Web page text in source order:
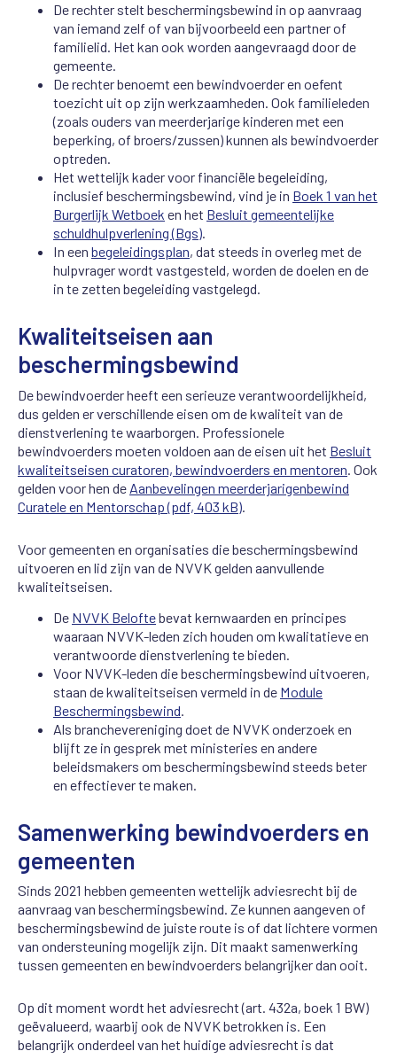
De rechter stelt beschermingsbewind in op aanvraag
van iemand zelf of van bijvoorbeeld een partner of
familielid. Het kan ook worden aangevraagd door de
gemeente.
De rechter benoemt een bewindvoerder en oefent
toezicht uit op zijn werkzaamheden. Ook familieleden
(zoals ouders van meerderjarige kinderen met een
beperking, of broers/zussen) kunnen als bewindvoerder
optreden.
Het wettelijk kader voor financiële begeleiding,
inclusief beschermingsbewind, vind je in Boek 1 van het
Burgerlijk Wetboek en het Besluit gemeentelijke
schuldhulpverlening (Bgs).
In een begeleidingsplan, dat steeds in overleg met de
hulpvrager wordt vastgesteld, worden de doelen en de
in te zetten begeleiding vastgelegd.
Kwaliteitseisen aan
beschermingsbewind
De bewindvoerder heeft een serieuze verantwoordelijkheid,
dus gelden er verschillende eisen om de kwaliteit van de
dienstverlening te waarborgen. Professionele
bewindvoerders moeten voldoen aan de eisen uit het Besluit
kwaliteitseisen curatoren, bewindvoerders en mentoren. Ook
gelden voor hen de Aanbevelingen meerderjarigenbewind
Curatele en Mentorschap (pdf, 403 kB).
Voor gemeenten en organisaties die beschermingsbewind
uitvoeren en lid zijn van de NVVK gelden aanvullende
kwaliteitseisen.
De NVVK Beloftebevat kernwaarden en principes
waaraan NVVK-leden zich houden om kwalitatieve en
verantwoorde dienstverlening te bieden.
Voor NVVK-leden die beschermingsbewind uitvoeren,
staan de kwaliteitseisen vermeld in de Module
Beschermingsbewind
Als branchevereniging doet de NVVK onderzoek en
blijft ze in gesprek met ministeries en andere
beleidsmakers om beschermingsbewind steeds beter
en effectiever te maken.
Samenwerking bewindvoerders en
gemeenten
Sinds 2021 hebben gemeenten wettelijk adviesrecht bij de
aanvraag van beschermingsbewind. Ze kunnen aangeven of
beschermingsbewind de juiste route is of dat lichtere vormen
van ondersteuning mogelijk zijn. Dit maakt samenwerking
tussen gemeenten en bewindvoerders belangrijker dan ooit.
Op dit moment wordt het adviesrecht (art. 432a, boek 1 BW)
geëvalueerd, waarbij ook de NVVK betrokken is. Een
belangrijk onderdeel van het huidige adviesrecht is dat